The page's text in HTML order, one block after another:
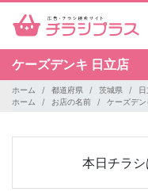
ケーズデンキ 日立店
ホーム 都道府県 茨城県
ホーム
お店の名前 ケーズデン
本日チラ